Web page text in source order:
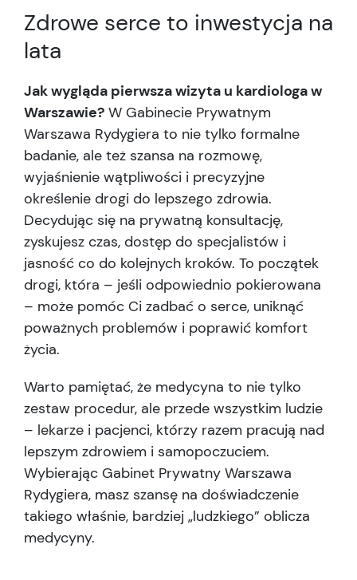
Zdrowe serce to inwestycja na
lata
Jak wygląda pierwsza wizyta u kardiologa w
Warszawie? W Gabinecie Prywatnym
Warszawa Rydygiera to nie tylko formalne
badanie, ale też szansa na rozmowę,
wyjaśnienie wątpliwości i precyzyjne
określenie drogi do lepszego zdrowia.
Decydując się na prywatną konsultację,
zyskujesz czas, dostęp do specjalistów i
jasność co do kolejnych kroków. To początek
drogi, która – jeśli odpowiednio pokierowana
– może pomóc Ci zadbać o serce, uniknąć
poważnych problemów i poprawić komfort
życia.
Warto pamiętać, że medycyna to nie tylko
zestaw procedur, ale przede wszystkim ludzie
– lekarze i pacjenci, którzy razem pracują nad
lepszym zdrowiem i samopoczuciem.
Wybierając Gabinet Prywatny Warszawa
Rydygiera, masz szansę na doświadczenie
takiego właśnie, bardziej „ludzkiego” oblicza
medycyny.